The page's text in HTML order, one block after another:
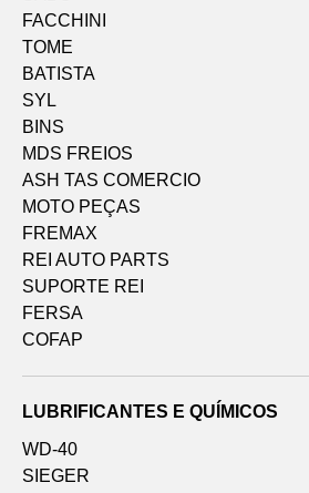
FACCHINI
TOME
BATISTA
SYL
BINS
MDS FREIOS
ASH TAS COMERCIO
MOTO PEÇAS
FREMAX
REI AUTO PARTS
SUPORTE REI
FERSA
COFAP
LUBRIFICANTES E QUÍMICOS
WD-40
SIEGER